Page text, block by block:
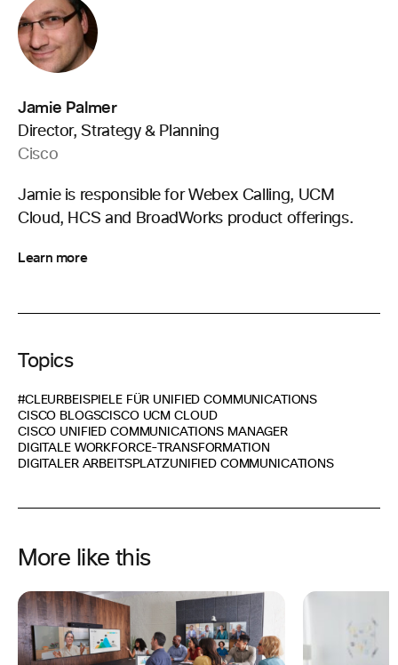
Jamie Palmer
Director, Strategy & Planning
Cisco
Jamie is responsible for Webex Calling, UCM
Cloud, HCS and BroadWorks product offerings.
Learn more
Topics
#CLEURBEISPIELE FÜR UNIFIED COMMUNICATIONS
CISCO BLOGSCISCO UCM CLOUD
CISCO UNIFIED COMMUNICATIONS MANAGER
DIGITALE WORKFORCE-TRANSFORMATION
DIGITALER ARBEITSPLATZUNIFIED COMMUNICATIONS
More like this